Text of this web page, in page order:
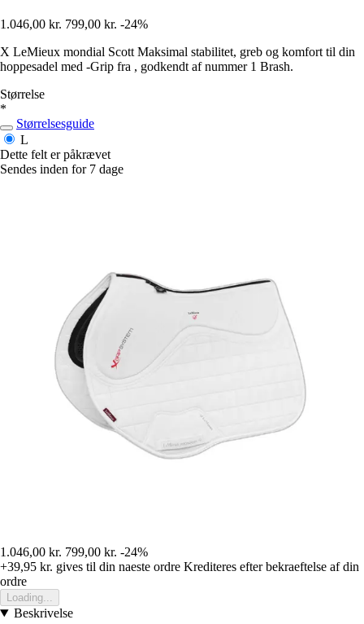
1.046,00 kr. 799,00 kr. -24%
X LeMieux mondial Scott Maksimal stabilitet, greb og komfort til din
hoppesadel med -Grip fra , godkendt af nummer 1 Brash.
Størrelse
*
Størrelsesguide
L
Dette felt er påkrævet
Sendes inden for 7 dage
1.046,00 kr. 799,00 kr. -24%
+39,95 kr. gives til din naeste ordre Krediteres efter bekraeftelse af din
ordre
Loading...
Beskrivelse